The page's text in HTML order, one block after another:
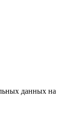
данных на